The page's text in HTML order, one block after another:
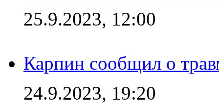
25.9.2023, 12:00
Карпин сообщил о
24.9.2023, 19:20